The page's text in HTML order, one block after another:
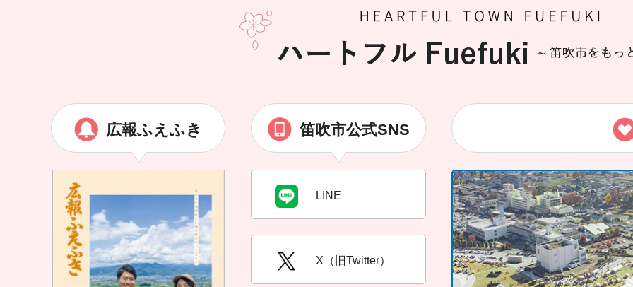
広報ふえふき 笛吹市公式SNS
LINE
X（旧Twitter）